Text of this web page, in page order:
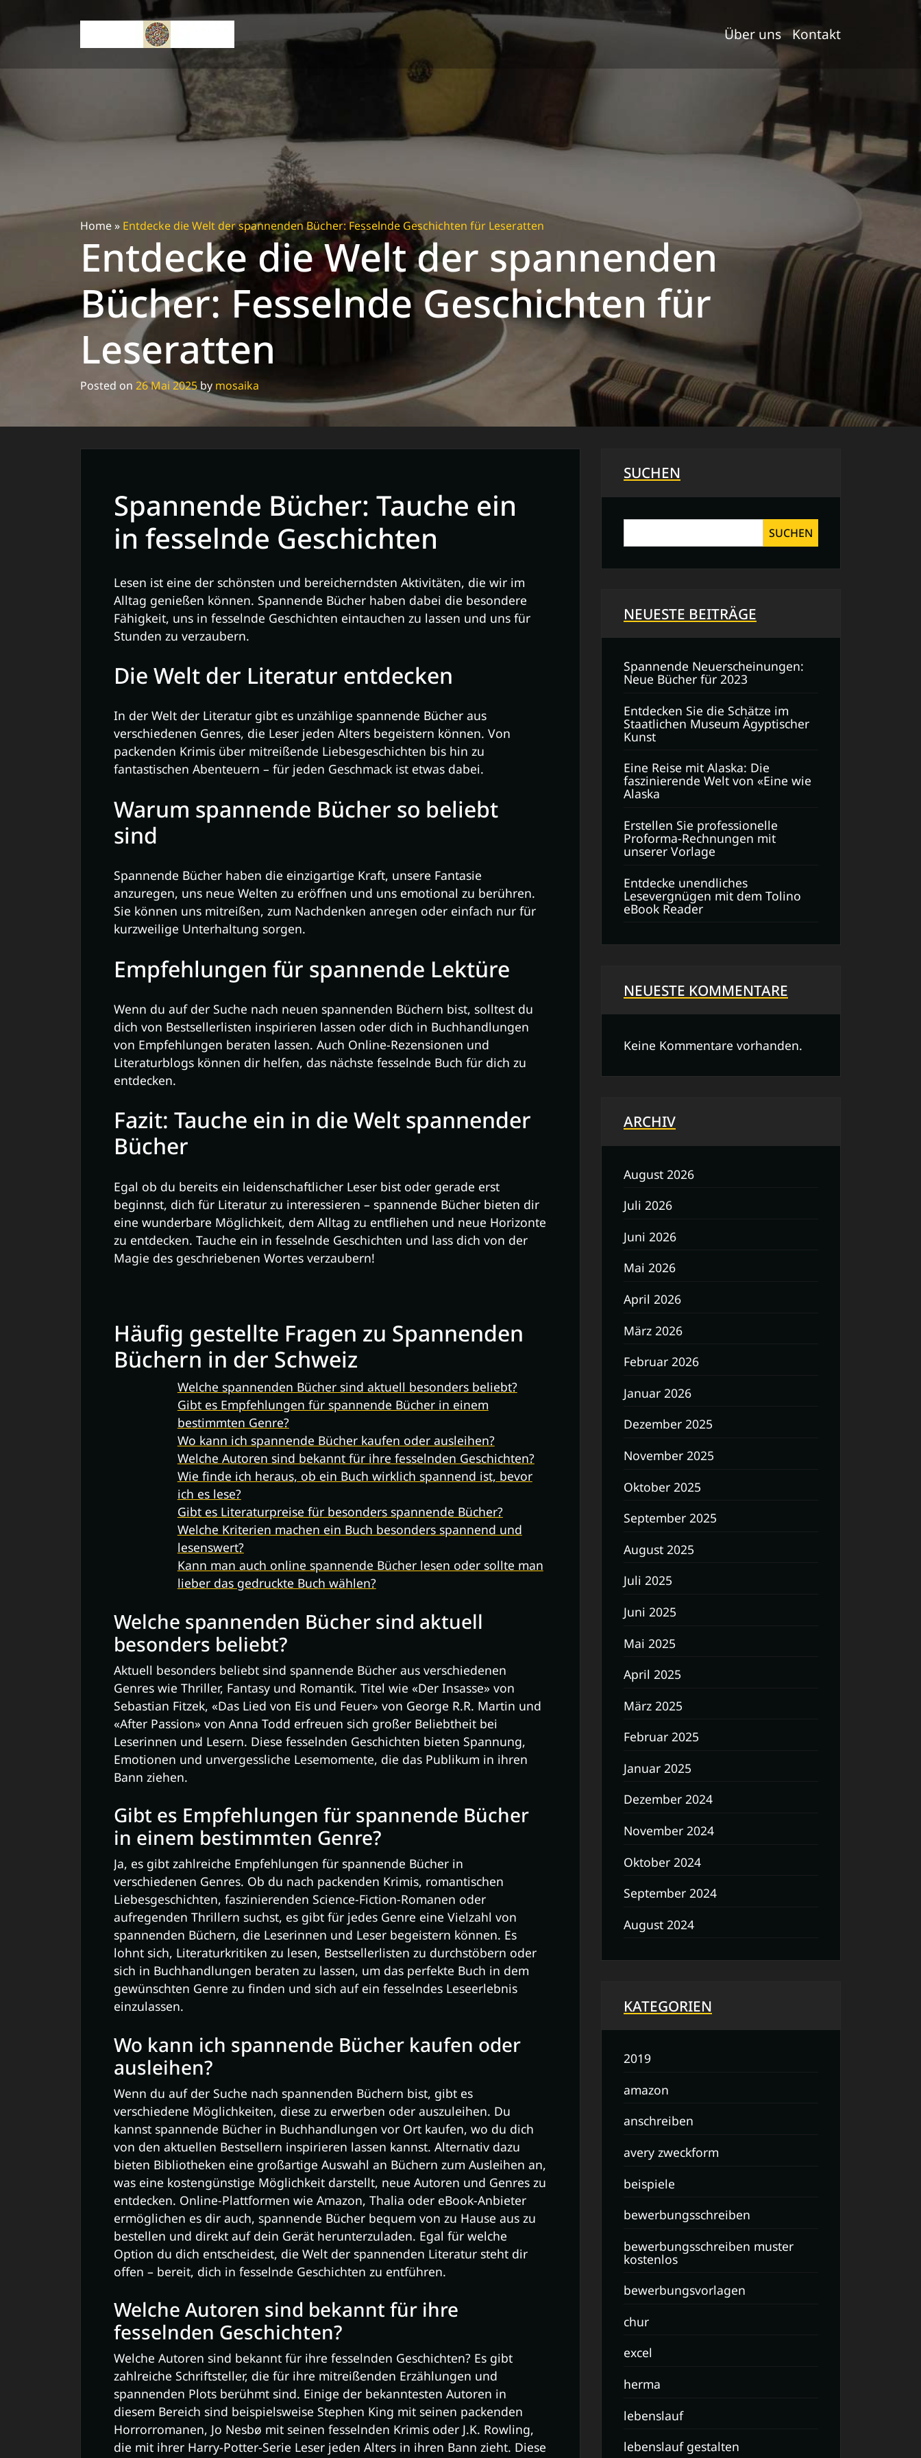
content
Über uns Kontakt
Home» Entdecke die Welt der spannenden Bücher: Fesselnde Geschichten für Leseratten
Entdecke die Welt der spannenden
Bücher: Fesselnde Geschichten für
Leseratten
Posted on 26 Mai 2025by mosaika
Spannende Bücher: Tauche ein
in fesselnde Geschichten
Lesen ist eine der schönsten und bereicherndsten Aktivitäten, die wir im
Alltag genießen können. Spannende Bücher haben dabei die besondere
Fähigkeit, uns in fesselnde Geschichten eintauchen zu lassen und uns für
Stunden zu verzaubern.
Die Welt der Literatur entdecken
In der Welt der Literatur gibt es unzählige spannende Bücher aus
verschiedenen Genres, die Leser jeden Alters begeistern können. Von
packenden Krimis über mitreißende Liebesgeschichten bis hin zu
fantastischen Abenteuern – für jeden Geschmack ist etwas dabei.
Warum spannende Bücher so beliebt
sind
Spannende Bücher haben die einzigartige Kraft, unsere Fantasie
anzuregen, uns neue Welten zu eröffnen und uns emotional zu berühren.
Sie können uns mitreißen, zum Nachdenken anregen oder einfach nur für
kurzweilige Unterhaltung sorgen.
Empfehlungen für spannende Lektüre
Wenn du auf der Suche nach neuen spannenden Büchern bist, solltest du
dich von Bestsellerlisten inspirieren lassen oder dich in Buchhandlungen
von Empfehlungen beraten lassen. Auch Online-Rezensionen und
Literaturblogs können dir helfen, das nächste fesselnde Buch für dich zu
entdecken.
Fazit: Tauche ein in die Welt spannender
Bücher
Egal ob du bereits ein leidenschaftlicher Leser bist oder gerade erst
beginnst, dich für Literatur zu interessieren – spannende Bücher bieten dir
eine wunderbare Möglichkeit, dem Alltag zu entfliehen und neue Horizonte
zu entdecken. Tauche ein in fesselnde Geschichten und lass dich von der
Magie des geschriebenen Wortes verzaubern!
Häufig gestellte Fragen zu Spannenden
Büchern in der Schweiz
Welche spannenden Bücher sind aktuell besonders beliebt?
Gibt es Empfehlungen für spannende Bücher in einem
bestimmten Genre?
Wo kann ich spannende Bücher kaufen oder ausleihen?
Welche Autoren sind bekannt für ihre fesselnden Geschichten?
Wie finde ich heraus, ob ein Buch wirklich spannend ist, bevor
ich es lese?
Gibt es Literaturpreise für besonders spannende Bücher?
Welche Kriterien machen ein Buch besonders spannend und
lesenswert?
Kann man auch online spannende Bücher lesen oder sollte man
lieber das gedruckte Buch wählen?
Welche spannenden Bücher sind aktuell
besonders beliebt?
Aktuell besonders beliebt sind spannende Bücher aus verschiedenen
Genres wie Thriller, Fantasy und Romantik. Titel wie «Der Insasse» von
Sebastian Fitzek, «Das Lied von Eis und Feuer» von George R.R. Martin und
«After Passion» von Anna Todd erfreuen sich großer Beliebtheit bei
Leserinnen und Lesern. Diese fesselnden Geschichten bieten Spannung,
Emotionen und unvergessliche Lesemomente, die das Publikum in ihren
Bann ziehen.
Gibt es Empfehlungen für spannende Bücher
in einem bestimmten Genre?
Ja, es gibt zahlreiche Empfehlungen für spannende Bücher in
verschiedenen Genres. Ob du nach packenden Krimis, romantischen
Liebesgeschichten, faszinierenden Science-Fiction-Romanen oder
aufregenden Thrillern suchst, es gibt für jedes Genre eine Vielzahl von
spannenden Büchern, die Leserinnen und Leser begeistern können. Es
lohnt sich, Literaturkritiken zu lesen, Bestsellerlisten zu durchstöbern oder
sich in Buchhandlungen beraten zu lassen, um das perfekte Buch in dem
gewünschten Genre zu finden und sich auf ein fesselndes Leseerlebnis
einzulassen.
Wo kann ich spannende Bücher kaufen oder
ausleihen?
Wenn du auf der Suche nach spannenden Büchern bist, gibt es
verschiedene Möglichkeiten, diese zu erwerben oder auszuleihen. Du
kannst spannende Bücher in Buchhandlungen vor Ort kaufen, wo du dich
von den aktuellen Bestsellern inspirieren lassen kannst. Alternativ dazu
bieten Bibliotheken eine großartige Auswahl an Büchern zum Ausleihen an,
was eine kostengünstige Möglichkeit darstellt, neue Autoren und Genres zu
entdecken. Online-Plattformen wie Amazon, Thalia oder eBook-Anbieter
ermöglichen es dir auch, spannende Bücher bequem von zu Hause aus zu
bestellen und direkt auf dein Gerät herunterzuladen. Egal für welche
Option du dich entscheidest, die Welt der spannenden Literatur steht dir
offen – bereit, dich in fesselnde Geschichten zu entführen.
Welche Autoren sind bekannt für ihre
fesselnden Geschichten?
Welche Autoren sind bekannt für ihre fesselnden Geschichten? Es gibt
zahlreiche Schriftsteller, die für ihre mitreißenden Erzählungen und
spannenden Plots berühmt sind. Einige der bekanntesten Autoren in
diesem Bereich sind beispielsweise Stephen King mit seinen packenden
Horrorromanen, Jo Nesbø mit seinen fesselnden Krimis oder J.K. Rowling,
die mit ihrer Harry-Potter-Serie Leser jeden Alters in ihren Bann zieht. Diese
SUCHEN
SUCHEN
NEUESTE BEITRÄGE
Spannende Neuerscheinungen:
Neue Bücher für 2023
Entdecken Sie die Schätze im
Staatlichen Museum Ägyptischer
Kunst
Eine Reise mit Alaska: Die
faszinierende Welt von «Eine wie
Alaska
Erstellen Sie professionelle
Proforma-Rechnungen mit
unserer Vorlage
Entdecke unendliches
Lesevergnügen mit dem Tolino
eBook Reader
NEUESTE KOMMENTARE
Keine Kommentare vorhanden.
ARCHIV
August 2026
Juli 2026
Juni 2026
Mai 2026
April 2026
März 2026
Februar 2026
Januar 2026
Dezember 2025
November 2025
Oktober 2025
September 2025
August 2025
Juli 2025
Juni 2025
Mai 2025
April 2025
März 2025
Februar 2025
Januar 2025
Dezember 2024
November 2024
Oktober 2024
September 2024
August 2024
KATEGORIEN
2019
amazon
anschreiben
avery zweckform
beispiele
bewerbungsschreiben
bewerbungsschreiben muster
kostenlos
bewerbungsvorlagen
chur
excel
herma
lebenslauf
lebenslauf gestalten